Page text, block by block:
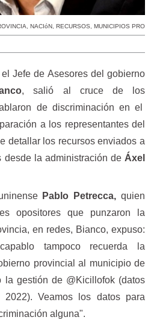
, NACIóN, RECURSOS, MUNICIPIOS PRO
Jefe de Asesores del gobierno
, salió al cruce de los
de discriminación en el
a los representantes del
detallar los recursos enviados a
desde la administración de Áxel
Pablo Petrecca, quien
opositores que punzaron la
en redes, Bianco, expuso:
tampoco recuerda la
provincial al municipio de
gestión de @Kicillofok (datos
2022). Veamos los datos para
alguna".